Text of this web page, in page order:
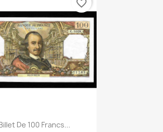
Aperçu rapide
De 100 Francs...
favorite_border